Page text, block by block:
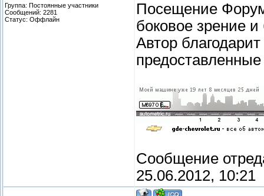
Группа: Постоянные участники
Сообщений: 2281
Статус: Оффлайн
Посещение
боковое зрение и
Автор
Сообщение
25.06.2012, 10:21